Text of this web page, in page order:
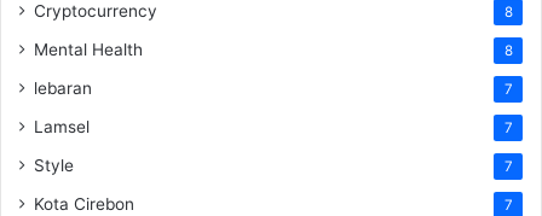
Cryptocurrency 8
Mental Health 8
lebaran 7
Lamsel 7
Style 7
Kota Cirebon 7